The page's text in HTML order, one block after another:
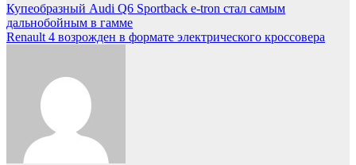
Навигация
по
Купеобразный Audi Q6 Sportback e-tron стал самым
дальнобойным в гамме
Renault 4 возрожден в формате электрического кроссовера